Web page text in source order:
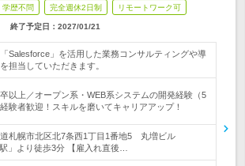
学歴不問 完全週休2日制 リモートワーク可
終了予定日： 2027/01/21
Salesforce」を活用した業務コンサルティングや導
担当していただきます。
以上／オープン系・WEB系システムの開発経験（5
験者歓迎！スキルを磨いてキャリアアップ！
札幌市北区北7条西1丁目1番地5 丸増ビル
」より徒歩3分 【雇入れ直後…